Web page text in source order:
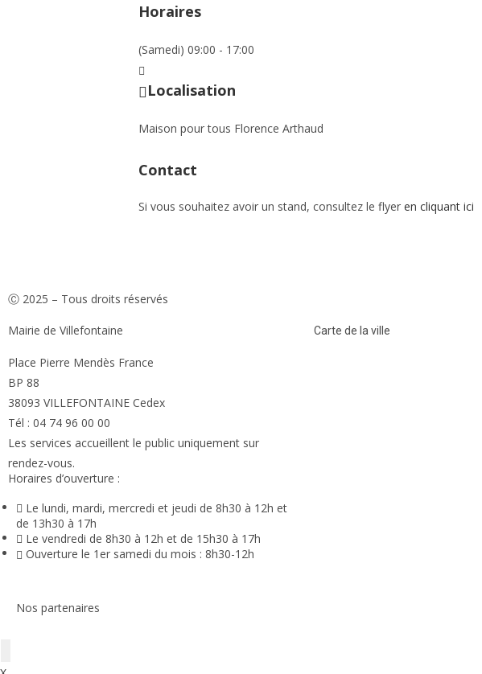
Horaires
(Samedi) 09:00 - 17:00
Localisation
Maison pour tous Florence Arthaud
Contact
Si vous souhaitez avoir un stand, consultez le flyer en cliquant ici
Ⓒ 2025 – Tous droits réservés
Mairie de Villefontaine
Place Pierre Mendès France
BP 88
38093 VILLEFONTAINE Cedex
Tél : 04 74 96 00 00
Les services accueillent le public uniquement sur
rendez-vous.
Horaires d’ouverture :
Le lundi, mardi, mercredi et jeudi de 8h30 à 12h et
de 13h30 à 17h
Le vendredi de 8h30 à 12h et de 15h30 à 17h
Ouverture le 1er samedi du mois : 8h30-12h
Carte de la ville
Nos partenaires